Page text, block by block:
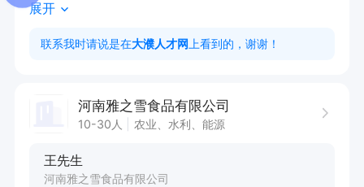
展开
联系我时请说是在大濮人才网 上看到的，谢谢！
河南雅之雪食品有限公司
10-30人 农业、水利、能源
王先生
河南雅之雪食品有限公司